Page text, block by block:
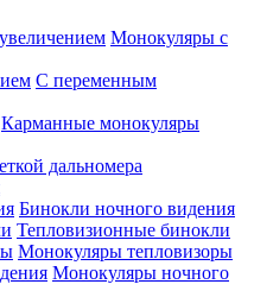
Монокуляры с
С переменным
Карманные монокуляры
дальномера
Бинокли ночного видения
Тепловизионные бинокли
Монокуляры тепловизоры
Монокуляры ночного